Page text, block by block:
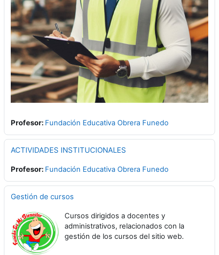
Profesor: Fundación Educativa Obrera Funedo
ACTIVIDADES INSTITUCIONALES
Profesor: Fundación Educativa Obrera Funedo
Gestión de cursos
Cursos dirigidos a docentes y
administrativos, relacionados con la
gestión de los cursos del sitio web.